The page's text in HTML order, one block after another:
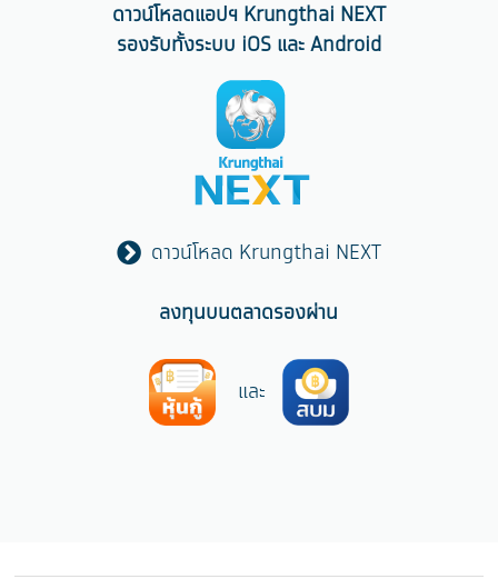
ดาวน์โหลดแอปฯ Krungthai NEXT
รองรับทั้งระบบ iOS และ Android
ดาวน์โหลด Krungthai NEXT
ลงทุนบนตลาดรองผ่าน
และ